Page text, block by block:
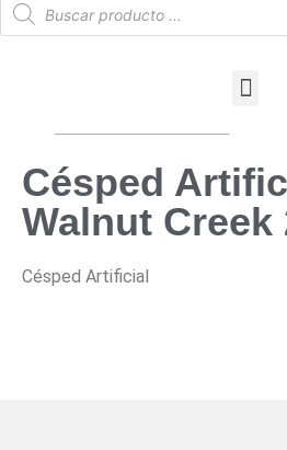
Césped
Walnut Creek
Césped Artificial